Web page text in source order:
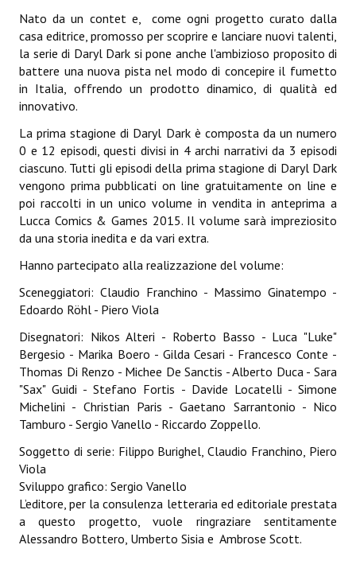
Saggistica
Edikolè
MetroCult
Narrativa
FantaFiction
#KM0
E-BOOK & WEBCOMICS
IrregularVerso
Daryl Dark
Lovecraft & Holmes
Watson & Lovecraft
Giganti d'Acciaio
I.S. "E.Salgari"
TenCentsVerso
Nato da un contet e, come ogni progetto curato dalla
casa editrice, promosso per scoprire e lanciare nuovi talenti,
la serie di Daryl Dark si pone anche l'ambizioso proposito di
battere una nuova pista nel modo di concepire il fumetto
in Italia, offrendo un prodotto dinamico, di qualità ed
innovativo.
La prima stagione di Daryl Dark è composta da un numero
0 e 12 episodi, questi divisi in 4 archi narrativi da 3 episodi
ciascuno. Tutti gli episodi della prima stagione di Daryl Dark
vengono prima pubblicati on line gratuitamente on line e
poi raccolti in un unico volume in vendita in anteprima a
Lucca Comics & Games 2015. Il volume sarà impreziosito
da una storia inedita e da vari extra.
Hanno partecipato alla realizzazione del volume:
Sceneggiatori: Claudio Franchino - Massimo Ginatempo -
Edoardo Röhl - Piero Viola
Disegnatori: Nikos Alteri - Roberto Basso - Luca "Luke"
Bergesio - Marika Boero - Gilda Cesari - Francesco Conte -
Thomas Di Renzo - Michee De Sanctis - Alberto Duca - Sara
"Sax" Guidi - Stefano Fortis - Davide Locatelli - Simone
Michelini - Christian Paris - Gaetano Sarrantonio - Nico
Tamburo - Sergio Vanello - Riccardo Zoppello.
Soggetto di serie: Filippo Burighel, Claudio Franchino, Piero
Viola
Sviluppo grafico: Sergio Vanello
L’editore, per la consulenza letteraria ed editoriale prestata
a questo progetto, vuole ringraziare sentitamente
Alessandro Bottero, Umberto Sisia e Ambrose Scott.